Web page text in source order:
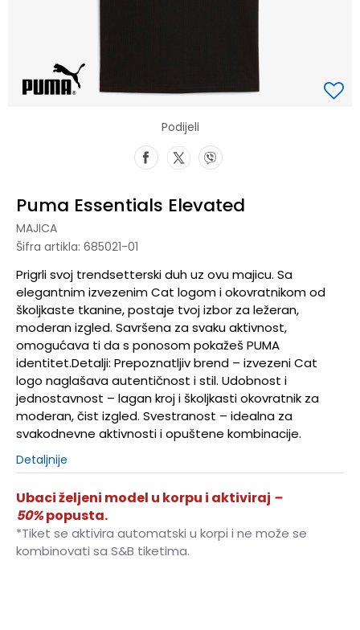
Podijeli
Puma Essentials Elevated
MAJICA
Šifra artikla: 685021-01
Prigrli svoj trendsetterski duh uz ovu majicu. Sa
elegantnim izvezenim Cat logom i okovratnikom od
školjkaste tkanine, postaje tvoj izbor za ležeran,
moderan izgled. Savršena za svaku aktivnost,
omogućava ti da s ponosom pokažeš PUMA
identitet.Detalji: Prepoznatljiv brend – izvezeni Cat
logo naglašava autentičnost i stil. Udobnost i
jednostavnost – lagan kroj i školjkasti okovratnik za
moderan, čist izgled. Svestranost – idealna za
svakodnevne aktivnosti i opuštene kombinacije.
Detaljnije
Ubaci željeni model u korpu i aktiviraj –
50%popusta.
*Tiket se aktivira automatski u korpi i ne može se
kombinovati sa S&B tiketima.